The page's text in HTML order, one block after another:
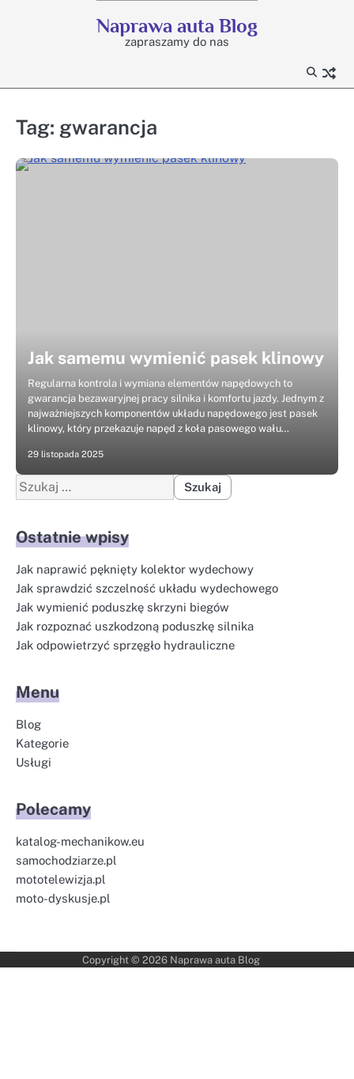
Naprawa auta Blog
zapraszamy do nas
Tag: gwarancja
Jak samemu wymienić pasek klinowy
Regularna kontrola i wymiana elementów napędowych to
gwarancja bezawaryjnej pracy silnika i komfortu jazdy. Jednym z
najważniejszych komponentów układu napędowego jest pasek
klinowy, który przekazuje napęd z koła pasowego wału…
29 listopada 2025
Szukaj:
Ostatnie wpisy
Jak naprawić pęknięty kolektor wydechowy
Jak sprawdzić szczelność układu wydechowego
Jak wymienić poduszkę skrzyni biegów
Jak rozpoznać uszkodzoną poduszkę silnika
Jak odpowietrzyć sprzęgło hydrauliczne
Menu
Blog
Kategorie
Usługi
Polecamy
katalog-mechanikow.eu
samochodziarze.pl
mototelewizja.pl
moto-dyskusje.pl
Copyright © 2026 Naprawa auta Blog